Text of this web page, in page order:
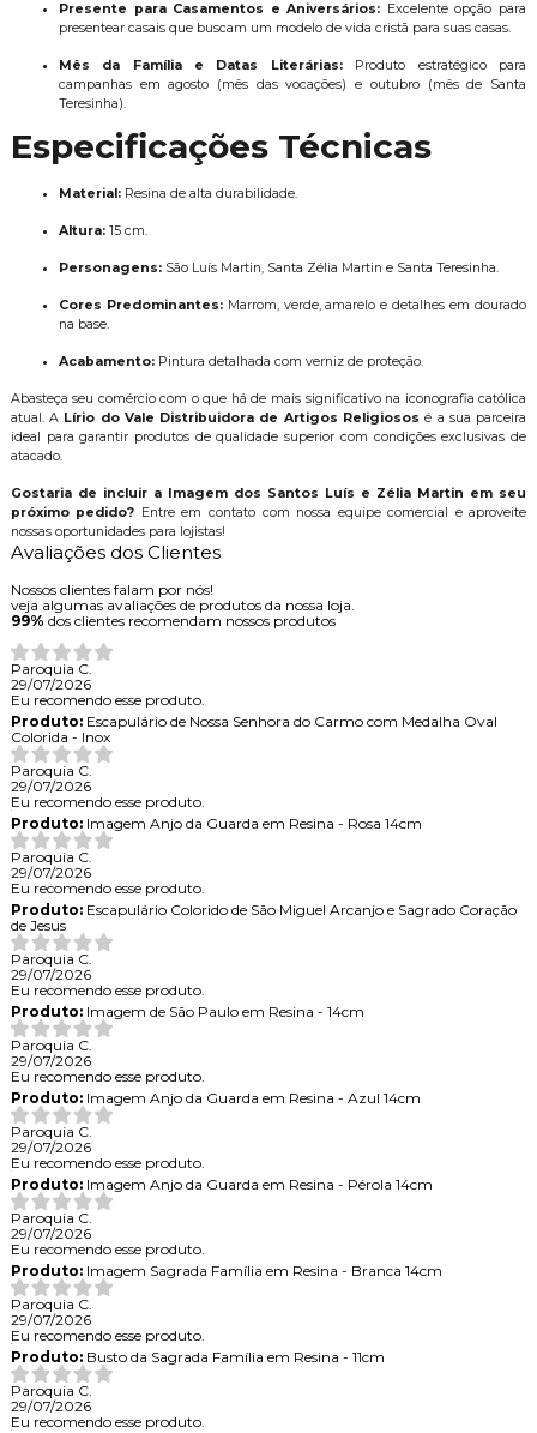
Presente para Casamentos e Aniversários: Excelente opção para
presentear casais que buscam um modelo de vida cristã para suas casas.
Mês da Família e Datas Literárias:Produto estratégico para
campanhas em agosto (mês das vocações) e outubro (mês de Santa
Teresinha).
Especificações Técnicas
Material:Resina de alta durabilidade.
Altura:15 cm.
Personagens:São Luís Martin, Santa Zélia Martin e Santa Teresinha.
Cores Predominantes:Marrom, verde, amarelo e detalhes em dourado
na base.
Acabamento:Pintura detalhada com verniz de proteção.
Abasteça seu comércio com o que há de mais significativo na iconografia católica
atual. A Lírio do Vale Distribuidora de Artigos Religiosos é a sua parceira
ideal para garantir produtos de qualidade superior com condições exclusivas de
atacado.
Gostaria de incluir a Imagem dos Santos Luís e Zélia Martin em seu
próximo pedido? Entre em contato com nossa equipe comercial e aproveite
nossas oportunidades para lojistas!
Avaliações dos Clientes
Nossos clientes falam por nós!
veja algumas avaliações de produtos da nossa loja.
99% dos clientes recomendam nossos produtos
Paroquia C.
29/07/2026
Eu recomendo esse produto.
Produto:Escapulário de Nossa Senhora do Carmo com Medalha Oval
Colorida - Inox
Paroquia C.
29/07/2026
Eu recomendo esse produto.
Produto:Imagem Anjo da Guarda em Resina - Rosa 14cm
Paroquia C.
29/07/2026
Eu recomendo esse produto.
Produto:Escapulário Colorido de São Miguel Arcanjo e Sagrado Coração
de Jesus
Paroquia C.
29/07/2026
Eu recomendo esse produto.
Produto:Imagem de São Paulo em Resina - 14cm
Paroquia C.
29/07/2026
Eu recomendo esse produto.
Produto:Imagem Anjo da Guarda em Resina - Azul 14cm
Paroquia C.
29/07/2026
Eu recomendo esse produto.
Produto:Imagem Anjo da Guarda em Resina - Pérola 14cm
Paroquia C.
29/07/2026
Eu recomendo esse produto.
Produto:Imagem Sagrada Família em Resina - Branca 14cm
Paroquia C.
29/07/2026
Eu recomendo esse produto.
Produto:Busto da Sagrada Família em Resina - 11cm
Paroquia C.
29/07/2026
Eu recomendo esse produto.